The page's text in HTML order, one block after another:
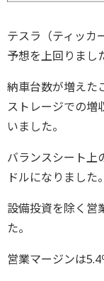
テスラ（ティッカ
予想を上回りまし
納車台数が増えた
ストレージでの増
いました。
バランスシート上
ドルになりました。
設備投資を除く営
た。
営業マージンは5.4